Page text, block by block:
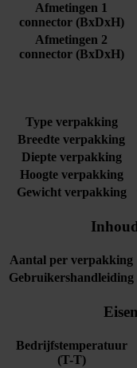
Afmetingen 1
connector (BxDxH)
Afmetingen 2
connector (BxDxH)
Type verpakking
Breedte verpakking
Diepte verpakking
Hoogte verpakking
Gewicht verpakking
Aantal per verpakking
Gebruikershandleiding
Bedrijfstemperatuur
(T-T)